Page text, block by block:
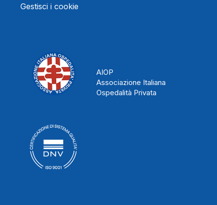
Gestisci i cookie
AIOP
Associazione Italiana
Ospedalità Privata